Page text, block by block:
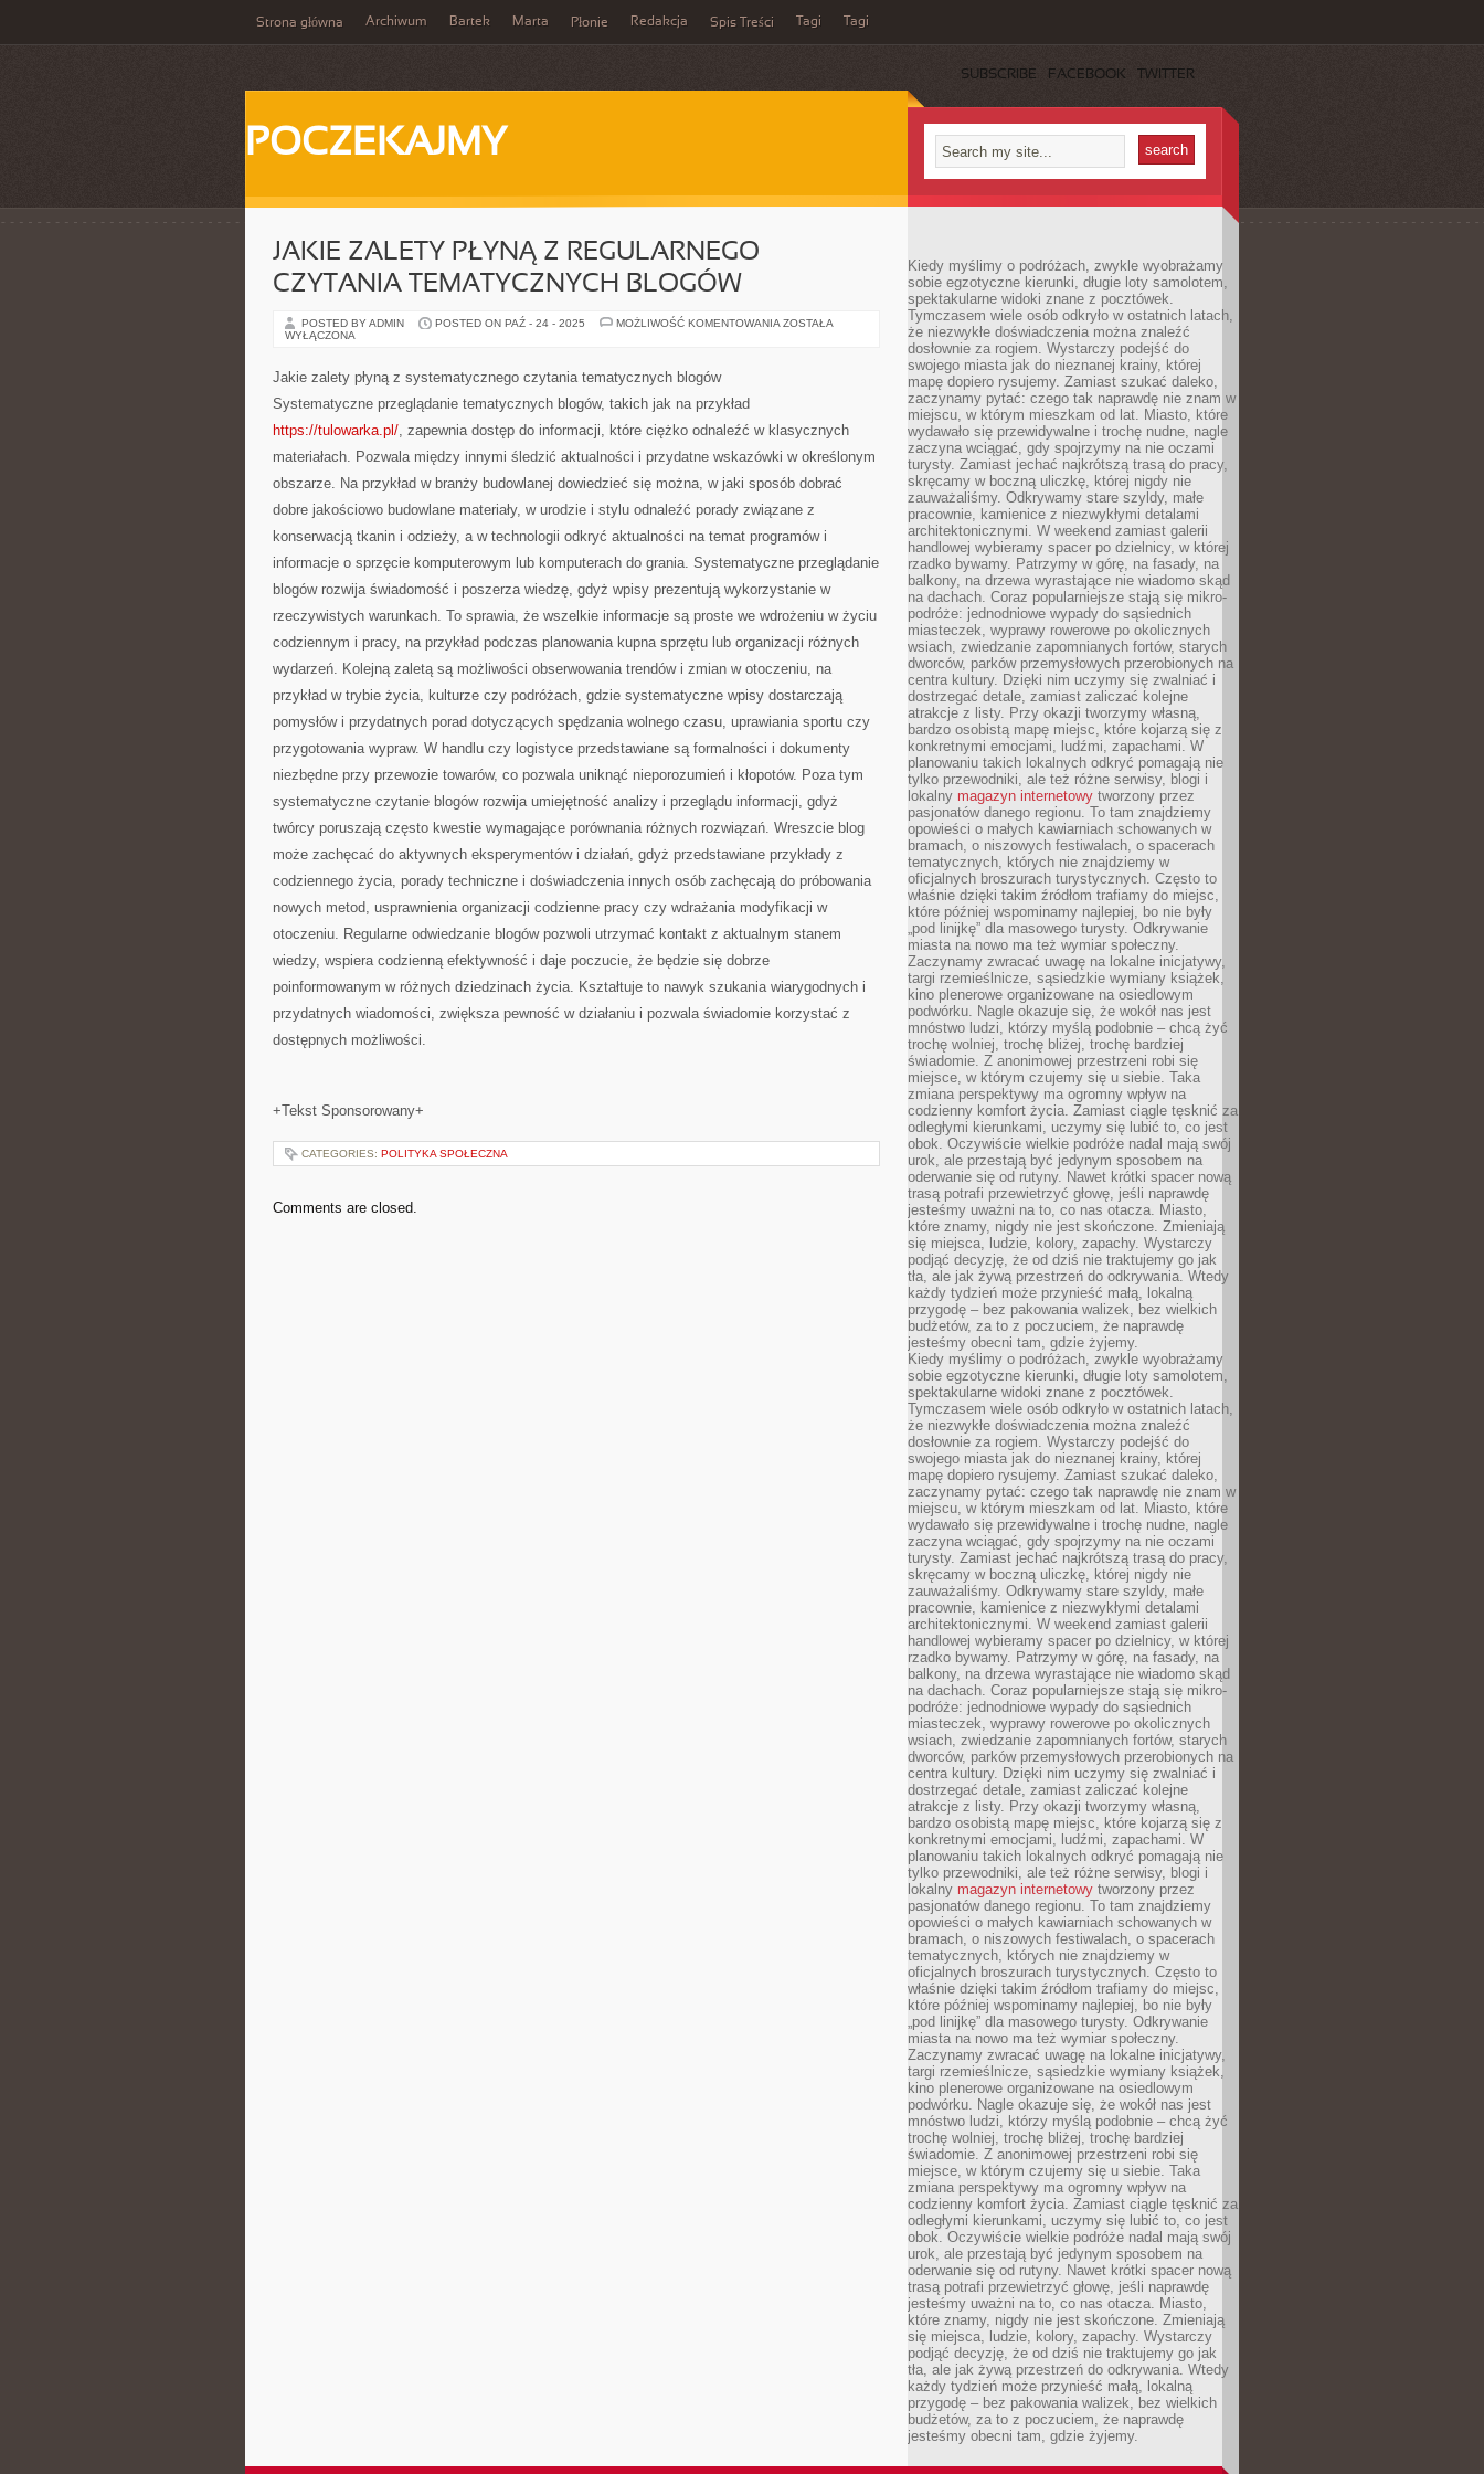
Strona główna Archiwum Bartek Marta Płonie Redakcja Spis Treści Tagi Tagi
SUBSCRIBE FACEBOOK TWITTER
POCZEKAJMY
JAKIE ZALETY PŁYNĄ Z REGULARNEGO
CZYTANIA TEMATYCZNYCH BLOGÓW
POSTED BY ADMIN POSTED ON PAŹ - 24 - 2025 MOŻLIWOŚĆ KOMENTOWANIA JAKIE
ZOSTAŁA
WYŁĄCZONA
Jakie zalety płyną z systematycznego czytania tematycznych blogów
Systematyczne przeglądanie tematycznych blogów, takich jak na przykład
https://tulowarka.pl/, zapewnia dostęp do informacji, które ciężko odnaleźć w klasycznych
materiałach. Pozwala między innymi śledzić aktualności i przydatne wskazówki w określonym
obszarze. Na przykład w branży budowlanej dowiedzieć się można, w jaki sposób dobrać
dobre jakościowo budowlane materiały, w urodzie i stylu odnaleźć porady związane z
konserwacją tkanin i odzieży, a w technologii odkryć aktualności na temat programów i
informacje o sprzęcie komputerowym lub komputerach do grania. Systematyczne przeglądanie
blogów rozwija świadomość i poszerza wiedzę, gdyż wpisy prezentują wykorzystanie w
rzeczywistych warunkach. To sprawia, że wszelkie informacje są proste we wdrożeniu w życiu
codziennym i pracy, na przykład podczas planowania kupna sprzętu lub organizacji różnych
wydarzeń. Kolejną zaletą są możliwości obserwowania trendów i zmian w otoczeniu, na
przykład w trybie życia, kulturze czy podróżach, gdzie systematyczne wpisy dostarczają
pomysłów i przydatnych porad dotyczących spędzania wolnego czasu, uprawiania sportu czy
przygotowania wypraw. W handlu czy logistyce przedstawiane są formalności i dokumenty
niezbędne przy przewozie towarów, co pozwala uniknąć nieporozumień i kłopotów. Poza tym
systematyczne czytanie blogów rozwija umiejętność analizy i przeglądu informacji, gdyż
twórcy poruszają często kwestie wymagające porównania różnych rozwiązań. Wreszcie blog
może zachęcać do aktywnych eksperymentów i działań, gdyż przedstawiane przykłady z
codziennego życia, porady techniczne i doświadczenia innych osób zachęcają do próbowania
nowych metod, usprawnienia organizacji codzienne pracy czy wdrażania modyfikacji w
otoczeniu. Regularne odwiedzanie blogów pozwoli utrzymać kontakt z aktualnym stanem
wiedzy, wspiera codzienną efektywność i daje poczucie, że będzie się dobrze
poinformowanym w różnych dziedzinach życia. Kształtuje to nawyk szukania wiarygodnych i
przydatnych wiadomości, zwiększa pewność w działaniu i pozwala świadomie korzystać z
dostępnych możliwości.
+Tekst Sponsorowany+
CATEGORIES: POLITYKA SPOŁECZNA
Comments are closed.
Kiedy myślimy o podróżach, zwykle wyobrażamy
sobie egzotyczne kierunki, długie loty samolotem,
spektakularne widoki znane z pocztówek.
Tymczasem wiele osób odkryło w ostatnich latach,
że niezwykłe doświadczenia można znaleźć
dosłownie za rogiem. Wystarczy podejść do
swojego miasta jak do nieznanej krainy, której
mapę dopiero rysujemy. Zamiast szukać daleko,
zaczynamy pytać: czego tak naprawdę nie znam w
miejscu, w którym mieszkam od lat. Miasto, które
wydawało się przewidywalne i trochę nudne, nagle
zaczyna wciągać, gdy spojrzymy na nie oczami
turysty. Zamiast jechać najkrótszą trasą do pracy,
skręcamy w boczną uliczkę, której nigdy nie
zauważaliśmy. Odkrywamy stare szyldy, małe
pracownie, kamienice z niezwykłymi detalami
architektonicznymi. W weekend zamiast galerii
handlowej wybieramy spacer po dzielnicy, w której
rzadko bywamy. Patrzymy w górę, na fasady, na
balkony, na drzewa wyrastające nie wiadomo skąd
na dachach. Coraz popularniejsze stają się mikro-
podróże: jednodniowe wypady do sąsiednich
miasteczek, wyprawy rowerowe po okolicznych
wsiach, zwiedzanie zapomnianych fortów, starych
dworców, parków przemysłowych przerobionych na
centra kultury. Dzięki nim uczymy się zwalniać i
dostrzegać detale, zamiast zaliczać kolejne
atrakcje z listy. Przy okazji tworzymy własną,
bardzo osobistą mapę miejsc, które kojarzą się z
konkretnymi emocjami, ludźmi, zapachami. W
planowaniu takich lokalnych odkryć pomagają nie
tylko przewodniki, ale też różne serwisy, blogi i
lokalny magazyn internetowy tworzony przez
pasjonatów danego regionu. To tam znajdziemy
opowieści o małych kawiarniach schowanych w
bramach, o niszowych festiwalach, o spacerach
tematycznych, których nie znajdziemy w
oficjalnych broszurach turystycznych. Często to
właśnie dzięki takim źródłom trafiamy do miejsc,
które później wspominamy najlepiej, bo nie były
„pod linijkę” dla masowego turysty. Odkrywanie
miasta na nowo ma też wymiar społeczny.
Zaczynamy zwracać uwagę na lokalne inicjatywy,
targi rzemieślnicze, sąsiedzkie wymiany książek,
kino plenerowe organizowane na osiedlowym
podwórku. Nagle okazuje się, że wokół nas jest
mnóstwo ludzi, którzy myślą podobnie – chcą żyć
trochę wolniej, trochę bliżej, trochę bardziej
świadomie. Z anonimowej przestrzeni robi się
miejsce, w którym czujemy się u siebie. Taka
zmiana perspektywy ma ogromny wpływ na
codzienny komfort życia. Zamiast ciągle tęsknić za
odległymi kierunkami, uczymy się lubić to, co jest
obok. Oczywiście wielkie podróże nadal mają swój
urok, ale przestają być jedynym sposobem na
oderwanie się od rutyny. Nawet krótki spacer nową
trasą potrafi przewietrzyć głowę, jeśli naprawdę
jesteśmy uważni na to, co nas otacza. Miasto,
które znamy, nigdy nie jest skończone. Zmieniają
się miejsca, ludzie, kolory, zapachy. Wystarczy
podjąć decyzję, że od dziś nie traktujemy go jak
tła, ale jak żywą przestrzeń do odkrywania. Wtedy
każdy tydzień może przynieść małą, lokalną
przygodę – bez pakowania walizek, bez wielkich
budżetów, za to z poczuciem, że naprawdę
jesteśmy obecni tam, gdzie żyjemy.
Kiedy myślimy o podróżach, zwykle wyobrażamy
sobie egzotyczne kierunki, długie loty samolotem,
spektakularne widoki znane z pocztówek.
Tymczasem wiele osób odkryło w ostatnich latach,
że niezwykłe doświadczenia można znaleźć
dosłownie za rogiem. Wystarczy podejść do
swojego miasta jak do nieznanej krainy, której
mapę dopiero rysujemy. Zamiast szukać daleko,
zaczynamy pytać: czego tak naprawdę nie znam w
miejscu, w którym mieszkam od lat. Miasto, które
wydawało się przewidywalne i trochę nudne, nagle
zaczyna wciągać, gdy spojrzymy na nie oczami
turysty. Zamiast jechać najkrótszą trasą do pracy,
skręcamy w boczną uliczkę, której nigdy nie
zauważaliśmy. Odkrywamy stare szyldy, małe
pracownie, kamienice z niezwykłymi detalami
architektonicznymi. W weekend zamiast galerii
handlowej wybieramy spacer po dzielnicy, w której
rzadko bywamy. Patrzymy w górę, na fasady, na
balkony, na drzewa wyrastające nie wiadomo skąd
na dachach. Coraz popularniejsze stają się mikro-
podróże: jednodniowe wypady do sąsiednich
miasteczek, wyprawy rowerowe po okolicznych
wsiach, zwiedzanie zapomnianych fortów, starych
dworców, parków przemysłowych przerobionych na
centra kultury. Dzięki nim uczymy się zwalniać i
dostrzegać detale, zamiast zaliczać kolejne
atrakcje z listy. Przy okazji tworzymy własną,
bardzo osobistą mapę miejsc, które kojarzą się z
konkretnymi emocjami, ludźmi, zapachami. W
planowaniu takich lokalnych odkryć pomagają nie
tylko przewodniki, ale też różne serwisy, blogi i
lokalny magazyn internetowy tworzony przez
pasjonatów danego regionu. To tam znajdziemy
opowieści o małych kawiarniach schowanych w
bramach, o niszowych festiwalach, o spacerach
tematycznych, których nie znajdziemy w
oficjalnych broszurach turystycznych. Często to
właśnie dzięki takim źródłom trafiamy do miejsc,
które później wspominamy najlepiej, bo nie były
„pod linijkę” dla masowego turysty. Odkrywanie
miasta na nowo ma też wymiar społeczny.
Zaczynamy zwracać uwagę na lokalne inicjatywy,
targi rzemieślnicze, sąsiedzkie wymiany książek,
kino plenerowe organizowane na osiedlowym
podwórku. Nagle okazuje się, że wokół nas jest
mnóstwo ludzi, którzy myślą podobnie – chcą żyć
trochę wolniej, trochę bliżej, trochę bardziej
świadomie. Z anonimowej przestrzeni robi się
miejsce, w którym czujemy się u siebie. Taka
zmiana perspektywy ma ogromny wpływ na
codzienny komfort życia. Zamiast ciągle tęsknić za
odległymi kierunkami, uczymy się lubić to, co jest
obok. Oczywiście wielkie podróże nadal mają swój
urok, ale przestają być jedynym sposobem na
oderwanie się od rutyny. Nawet krótki spacer nową
trasą potrafi przewietrzyć głowę, jeśli naprawdę
jesteśmy uważni na to, co nas otacza. Miasto,
które znamy, nigdy nie jest skończone. Zmieniają
się miejsca, ludzie, kolory, zapachy. Wystarczy
podjąć decyzję, że od dziś nie traktujemy go jak
tła, ale jak żywą przestrzeń do odkrywania. Wtedy
każdy tydzień może przynieść małą, lokalną
przygodę – bez pakowania walizek, bez wielkich
budżetów, za to z poczuciem, że naprawdę
jesteśmy obecni tam, gdzie żyjemy.